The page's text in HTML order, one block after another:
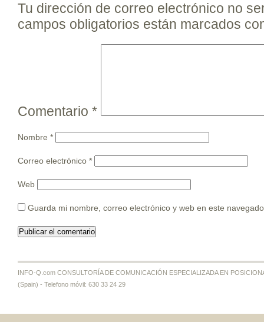
Tu dirección de correo electrónico no
campos obligatorios están marcados
Comentario *
Nombre *
Correo electrónico *
Web
Guarda mi nombre, correo electrónico y web en este
INFO-Q.com CONSULTORÍA DE COMUNICACIÓN ESPECIALIZADA EN
(Spain) - Telefono móvil: 630 33 24 29